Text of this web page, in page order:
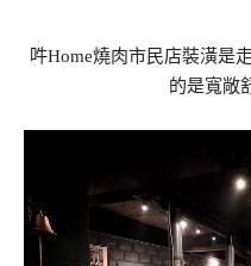
吽Home燒肉市民店裝潢是
的是寬敞